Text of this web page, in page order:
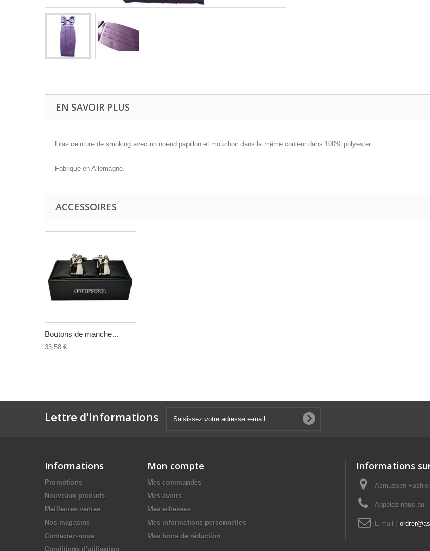
EN SAVOIR PLUS
Lilas ceinture de smoking avec un noeud papillon et mouchoir dans la même couleur dans 100% polyester.
Fabriqué en Allemagne.
ACCESSOIRES
Boutons de manche...
33,58 €
Lettre d'informations
Informations
Promotions
Nouveaux produits
Meilleures ventes
Nos magasins
Contactez-nous
Conditions d'utilisation
Mon compte
Mes commandes
Mes avoirs
Mes adresses
Mes informations personnelles
Mes bons de réduction
Informations
Asmussen
Appelez-nous au :
E-mail :